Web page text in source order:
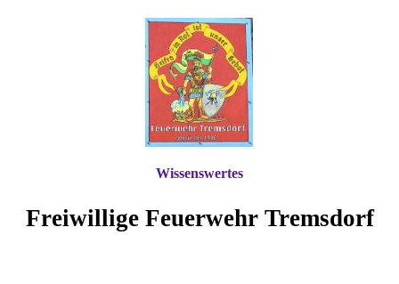
Freiwillige Feuerwehr Tremsdorf
Wissenswertes